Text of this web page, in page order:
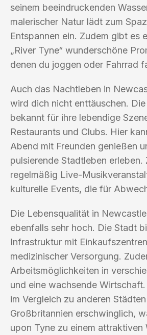
seinem beeindruckenden
malerischer Natur lädt zum
Entspannen ein. Zudem gibt es
„River Tyne“ wunderschöne
denen du joggen oder Fahrrad
Auch das Nachtleben in
wird dich nicht enttäuschen. Die
bekannt für ihre lebendige
Restaurants und Clubs. Hier
Abend mit Freunden genießen
pulsierende Stadtleben erleben.
regelmäßig Live-
kulturelle Events, die für
Die Lebensqualität in
ebenfalls sehr hoch. Die Stadt
Infrastruktur mit
medizinischer Versorgung.
Arbeitsmöglichkeiten in
und eine wachsende
im Vergleich zu anderen
Großbritannien erschwinglich,
upon Tyne zu einem attraktiven